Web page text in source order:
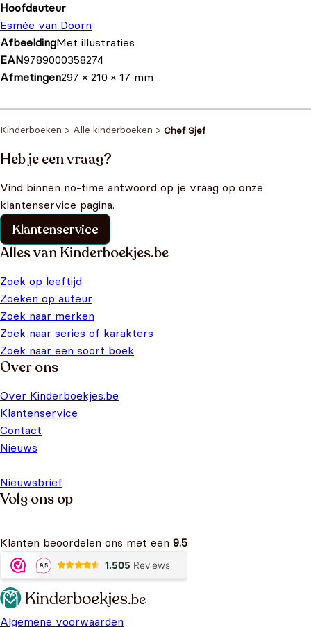
Hoofdauteur
Esmée van Doorn
AfbeeldingMet illustraties
EAN9789000358274
Afmetingen297 × 210 × 17 mm
Kinderboeken > Alle kinderboeken > Chef Sjef
Heb je een vraag?
Vind binnen no-time antwoord op je vraag op onze
klantenservice pagina.
Klantenservice
Alles van Kinderboekjes.be
Zoek op leeftijd
Zoeken op auteur
Zoek naar merken
Zoek naar series of karakters
Zoek naar een soort boek
Over ons
Over Kinderboekjes.be
Klantenservice
Contact
Nieuws
Nieuwsbrief
Volg ons op
Klanten beoordelen ons met een 9.5
Algemene voorwaarden